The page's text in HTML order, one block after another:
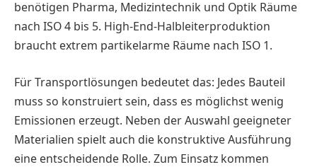
benötigen Pharma, Medizintechnik und Optik Räume
nach ISO 4 bis 5. High-End-Halbleiterproduktion
braucht extrem partikelarme Räume nach ISO 1.
Für Transportlösungen bedeutet das: Jedes Bauteil
muss so konstruiert sein, dass es möglichst wenig
Emissionen erzeugt. Neben der Auswahl geeigneter
Materialien spielt auch die konstruktive Ausführung
eine entscheidende Rolle. Zum Einsatz kommen